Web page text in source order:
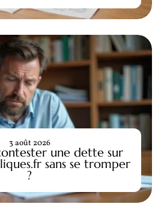
une dette sur
sans se tromper
?
3 août 2026